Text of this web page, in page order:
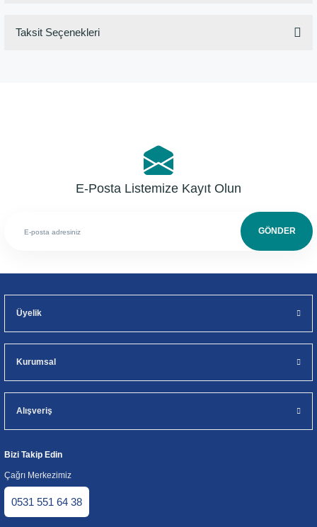
Taksit Seçenekleri
E-Posta Listemize Kayıt Olun
GÖNDER
Üyelik
Kurumsal
Alışveriş
Bizi Takip Edin
Çağrı Merkezimiz
0531 551 64 38